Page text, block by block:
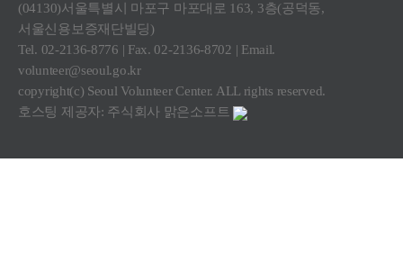
(04130)서울특별시 마포구 마포대로 163, 3층(공덕동,
서울신용보증재단빌딩)
Tel. 02-2136-8776 | Fax. 02-2136-8702 | Email.
volunteer@seoul.go.kr
copyright(c) Seoul Volunteer Center. ALL rights reserved.
호스팅 제공자: 주식회사 맑은소프트